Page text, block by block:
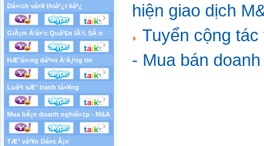
Dá»‹ch vá»¥ thiáº¿t káº¿
GiÃ¡m Ä‘á»‘c Quáº£n lÃ½ SÃ n
HÆ°á»›ng dáº«n Ä‘Äƒng tin
Luáº­t sÆ° tranh tá»¥ng
Mua bÃ¡n doanh nghiá»‡p - M&A
TÆ° váº¥n Dá»± Ã¡n
hiện giao dịch
Tuyển cộng
- Mua bán